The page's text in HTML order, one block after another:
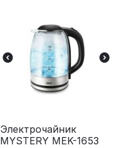
Электрочайник
MYSTERY MEK-1653